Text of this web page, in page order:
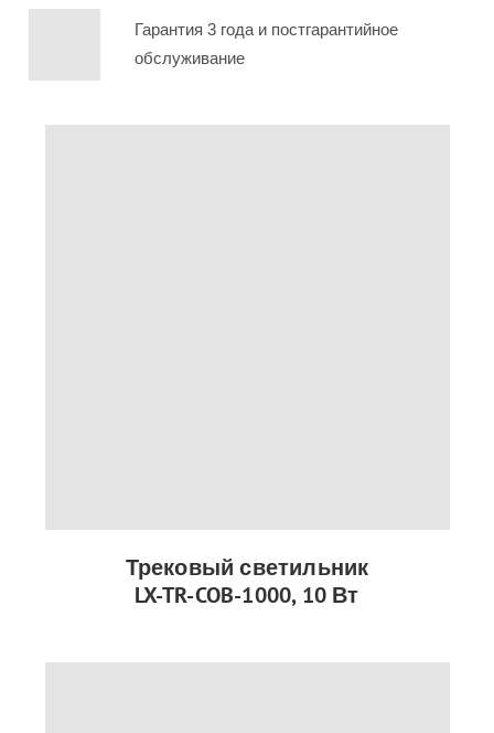
Гарантия 3 года и постгарантийное
обслуживание
Трековый светильник
LX-TR-COB-1000, 10 Вт